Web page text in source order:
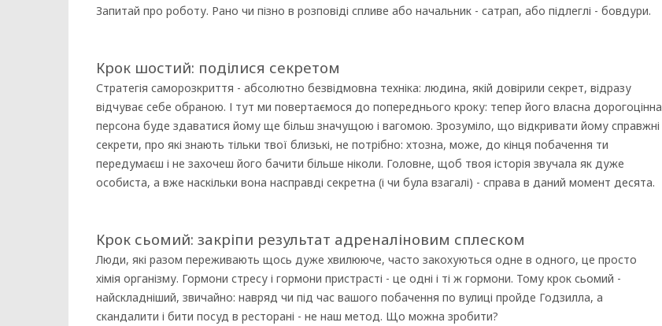
Запитай про роботу. Рано чи пізно в розповіді спливе або начальник - сатрап, або підлеглі - бовдури.
Крок шостий: поділися секретом
Стратегія саморозкриття - абсолютно безвідмовна техніка: людина, якій довірили секрет, відразу
відчуває себе обраною. І тут ми повертаємося до попереднього кроку: тепер його власна дорогоцінна
персона буде здаватися йому ще більш значущою і вагомою. Зрозуміло, що відкривати йому справжні
секрети, про які знають тільки твої близькі, не потрібно: хтозна, може, до кінця побачення ти
передумаєш і не захочеш його бачити більше ніколи. Головне, щоб твоя історія звучала як дуже
особиста, а вже наскільки вона насправді секретна (і чи була взагалі) - справа в даний момент десята.
Крок сьомий: закріпи результат адреналіновим сплеском
Люди, які разом переживають щось дуже хвилююче, часто закохуються одне в одного, це просто
хімія організму. Гормони стресу і гормони пристрасті - це одні і ті ж гормони. Тому крок сьомий -
найскладніший, звичайно: навряд чи під час вашого побачення по вулиці пройде Годзилла, а
скандалити і бити посуд в ресторані - не наш метод. Що можна зробити?